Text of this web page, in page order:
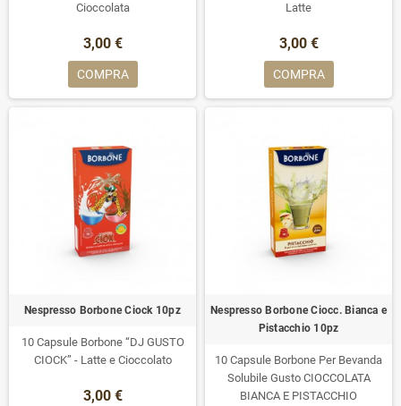
Cioccolata
3,00 €
COMPRA
Latte
3,00 €
COMPRA
Nespresso Borbone Ciock 10pz
10 Capsule Borbone “DJ GUSTO
CIOCK” - Latte e Cioccolato
3,00 €
Nespresso Borbone Ciocc. Bianca e
Pistacchio 10pz
10 Capsule Borbone Per Bevanda
Solubile Gusto CIOCCOLATA
BIANCA E PISTACCHIO